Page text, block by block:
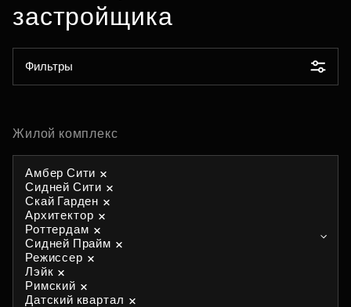
застройщика
Фильтры
Жилой комплекс
Амбер Сити
Сидней Сити
Скай Гарден
Архитектор
Роттердам
Сидней Прайм
Режиссер
Лэйк
Римский
Датский квартал